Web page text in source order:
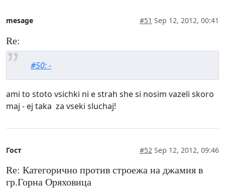
mesage #51 Sep 12, 2012, 00:41
Re:
#50: -
ami to stoto vsichki ni e strah she si nosim vazeli skoro
maj - ej taka za vseki sluchaj!
Гост #52 Sep 12, 2012, 09:46
Re: Категорично против строежа на джамия в
гр.Горна Оряховица